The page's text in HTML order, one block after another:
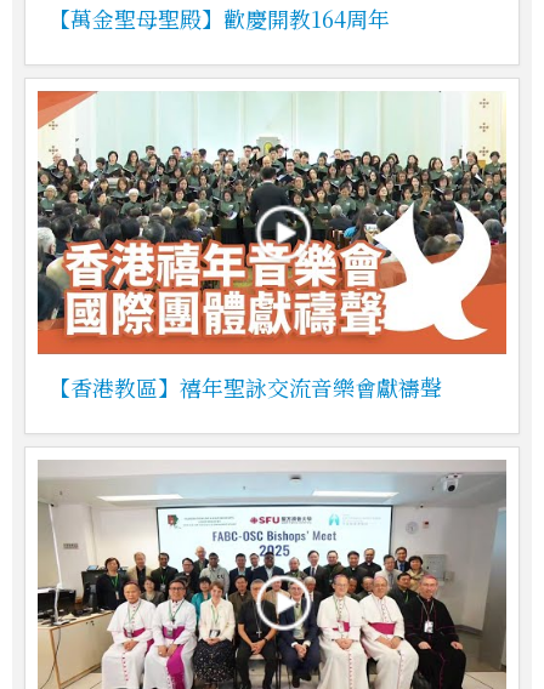
【萬金聖母聖殿】歡慶開教164周年
【香港教區】禧年聖詠交流音樂會獻禱聲